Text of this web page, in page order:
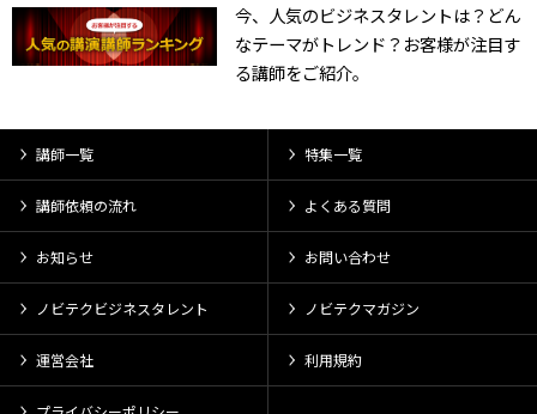
今、人気のビジネスタレントは？どん
なテーマがトレンド？お客様が注目す
る講師をご紹介。
講師一覧 特集一覧
講師依頼の流れ よくある質問
お知らせ お問い合わせ
ノビテクビジネスタレント ノビテクマガジン
運営会社 利用規約